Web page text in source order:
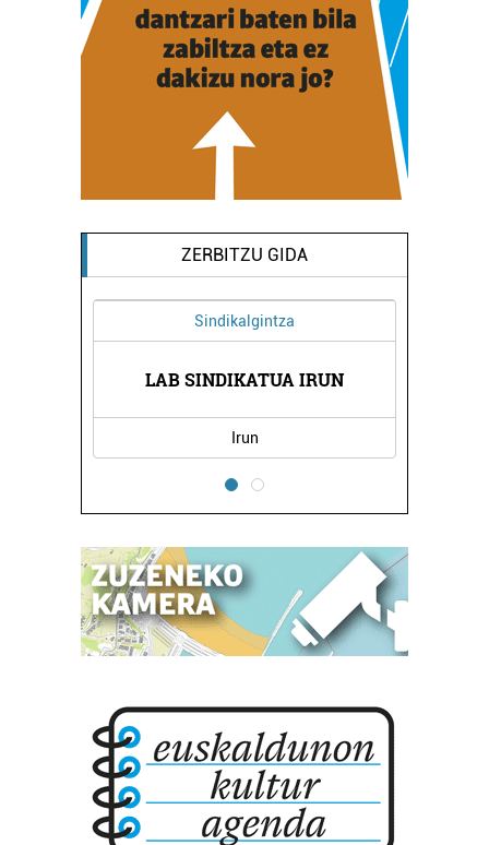
ZERBITZU GIDA
Sindikalgintza
LAB SINDIKATUA IRUN
Irun